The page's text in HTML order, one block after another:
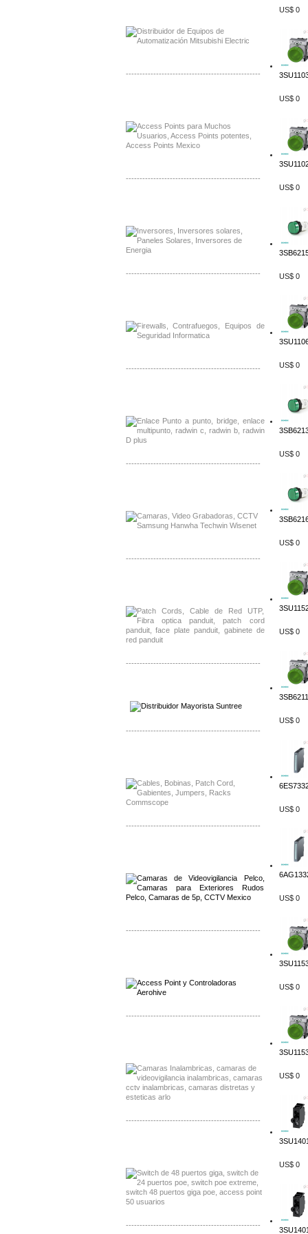
-------------------------------------------------
-------------------------------------------------
-------------------------------------------------
-------------------------------------------------
-------------------------------------------------
-------------------------------------------------
-------------------------------------------------
-------------------------------------------------
-------------------------------------------------
-------------------------------------------------
-------------------------------------------------
-------------------------------------------------
-------------------------------------------------
US$ 0
US$ 0
US$ 0
US$ 0
US$ 0
US$ 0
US$ 0
US$ 0
US$ 0
US$ 0
US$ 0
US$ 0
US$ 0
US$ 0